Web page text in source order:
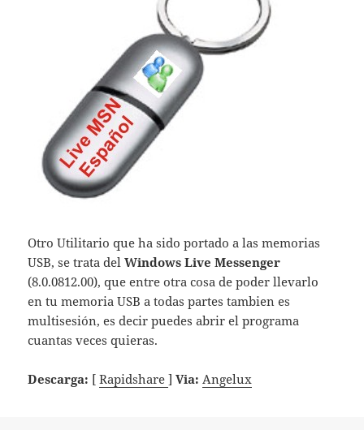
Otro Utilitario que ha sido portado a las memorias
USB, se trata delWindows Live Messenger
(8.0.0812.00), que entre otra cosa de poder llevarlo
en tu memoria USB a todas partes tambien es
multisesión, es decir puedes abrir el programa
cuantas veces quieras.
Descarga: [Rapidshare]Via:Angelux